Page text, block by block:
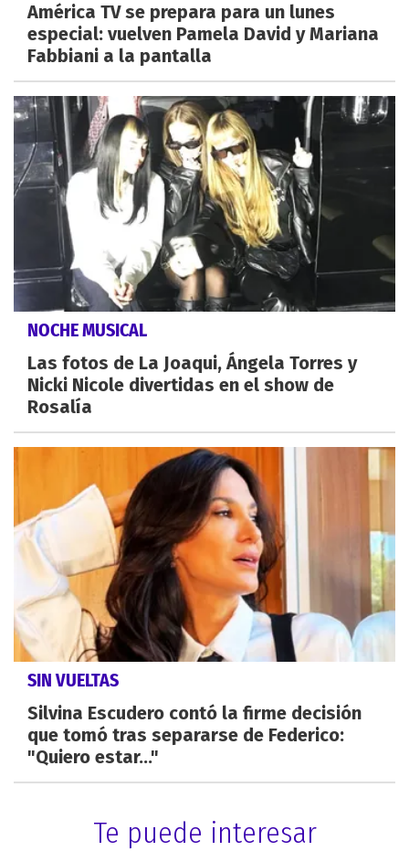
América TV se prepara para un lunes
especial: vuelven Pamela David y Mariana
Fabbiani a la pantalla
NOCHE MUSICAL
Las fotos de La Joaqui, Ángela Torres y
Nicki Nicole divertidas en el show de
Rosalía
SIN VUELTAS
Silvina Escudero contó la firme decisión
que tomó tras separarse de Federico:
"Quiero estar..."
Te puede interesar